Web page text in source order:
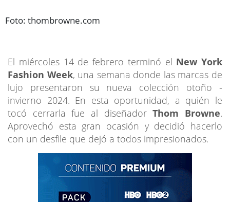
Foto: thombrowne.com
El miércoles 14 de febrero terminó el New York
Fashion Week, una semana donde las marcas de
lujo presentaron su nueva colección otoño -
invierno 2024. En esta oportunidad, a quién le
tocó cerrarla fue al diseñadorThom Browne.
Aprovechó esta gran ocasión y decidió hacerlo
con un desfile que dejó a todos impresionados.